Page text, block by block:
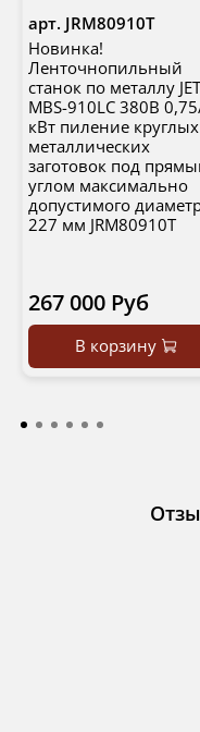
арт. JRM80910T
Новинка!
Ленточнопильный
станок по металлу JET
MBS-910LC 380В
кВт пиление круглых
металлических
заготовок под
углом максимально
допустимого
227 мм JRM80910T
267 000 Руб
В корзину